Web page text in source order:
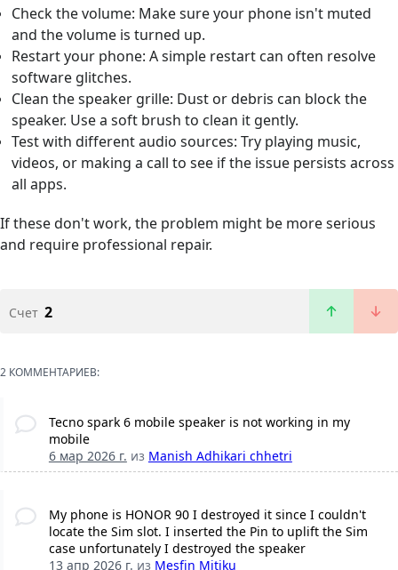
Check the volume: Make sure your phone isn't muted
and the volume is turned up.
Restart your phone: A simple restart can often resolve
software glitches.
Clean the speaker grille: Dust or debris can block the
speaker. Use a soft brush to clean it gently.
Test with different audio sources: Try playing music,
videos, or making a call to see if the issue persists across
all apps.
If these don't work, the problem might be more serious
and require professional repair.
Счет 2
2 КОММЕНТАРИЕВ:
Tecno spark 6 mobile speaker is not working in my
mobile
6 мар 2026 г. из Manish Adhikari chhetri
My phone is HONOR 90 I destroyed it since I couldn't
locate the Sim slot. I inserted the Pin to uplift the Sim
case unfortunately I destroyed the speaker
13 апр 2026 г. из Mesfin Mitiku